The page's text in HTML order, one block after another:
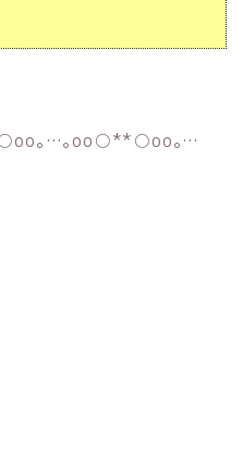
｡…｡oо○**○оo｡…